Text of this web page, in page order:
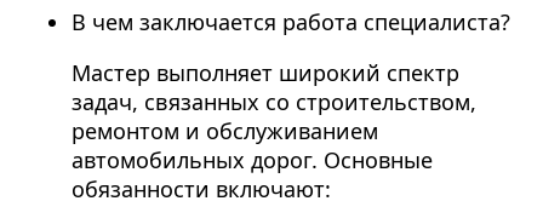
В чем заключается работа специалиста?
Мастер выполняет широкий спектр
задач, связанных со строительством,
ремонтом и обслуживанием
автомобильных дорог. Основные
обязанности включают: